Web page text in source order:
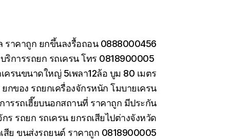
ราคาถูก ยกขึ้นลงรื้อถอน 0888000456
ริการรถยก รถเครน โทร 0818900005
ครนขนาดใหญ่ 5เพลา12ล้อ บูม 80 เมตร
กของ รถยกเครื่องจักรหนัก โมบายเครน
ารรถเฮี๊ยบนอกสถานที่ ราคาถูก มีประกัน
ร รถยก รถเครน ยกรถเสียไปต่างจังหวัด
สีย ขนส่งรถยนต์ ราคาถูก 0818900005